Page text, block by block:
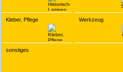
Kleber, Pflege Werkzeug
sonstiges